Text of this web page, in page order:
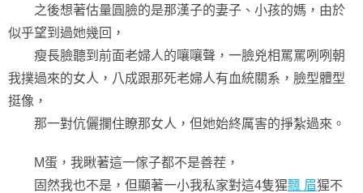
之後想著估量圓臉的是那漢子的妻子、小孩的媽，由於
似乎望到過她幾回，
瘦長臉聽到前面老婦人的嚷嚷聲，一臉兇相罵罵咧咧朝
我撲過來的女人，八成跟那死老婦人有血統關系，臉型體型
挺像，
那一對伉儷攔住瞭那女人，但她始終厲害的掙紮過來。
M蛋，我瞅著這一傢子都不是善茬，
固然我也不是，但顯著一小我私家對這4隻猩飄 眉猩不